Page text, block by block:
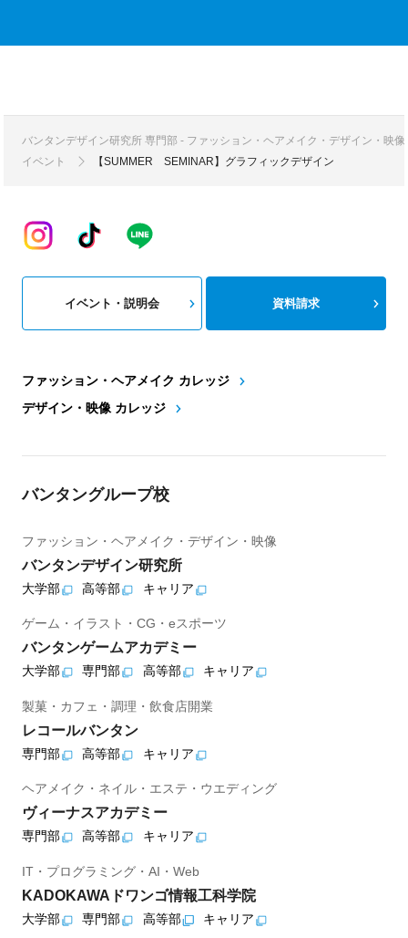
バンタンデザイン研究所 専門部 - ファッション・ヘアメイク・デザイン・映
イベント
【SUMMER SEMINAR】グラフィックデザイン
ファッション・ヘアメイク カレッジ
デザイン・映像 カレッジ
イベント・説明会 資料請求
バンタングループ校
ファッション・ヘアメイク・デザイン・映像
バンタンデザイン研究所
大学部 高等部 キャリア
ゲーム・イラスト・CG・eスポーツ
バンタンゲームアカデミー
大学部 専門部 高等部 キャリア
製菓・カフェ・調理・飲食店開業
レコールバンタン
専門部 高等部 キャリア
ヘアメイク・ネイル・エステ・ウエディング
ヴィーナスアカデミー
専門部 高等部 キャリア
IT・プログラミング・AI・Web
KADOKAWAドワンゴ情報工科学院
大学部 専門部 高等部 キャリア